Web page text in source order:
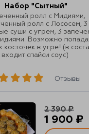
Наше приложение
ЗАГРУЗИТЕ НА
ЗАГРУЗИТЕ НА
Отзывы
Набор "Сытный"
ролл с Мидиями,
ролл с Лососем, 3
суши с угрем, 3
Возможно
косточек в угре! (в
входит спайси соус)
2 390 ₽
1 900 ₽